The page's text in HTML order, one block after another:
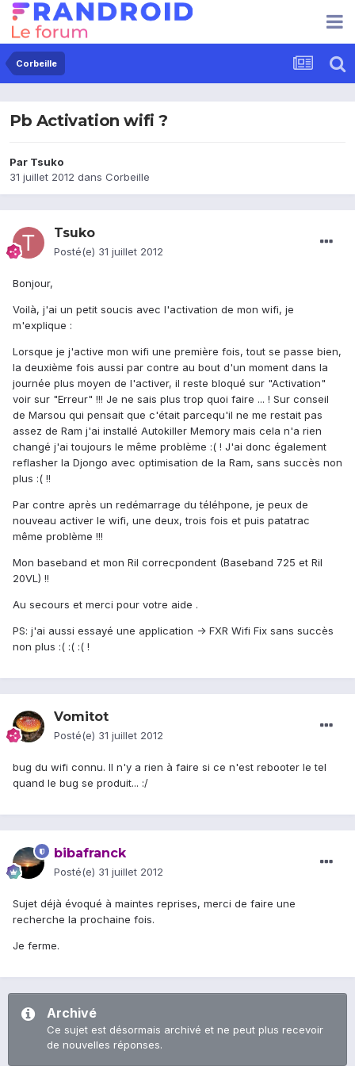
Corbeille
Pb Activation wifi ?
Par Tsuko
31 juillet 2012 dans Corbeille
Tsuko
Posté(e) 31 juillet 2012
Bonjour,
Voilà, j'ai un petit soucis avec l'activation de mon wifi, je
m'explique :
Lorsque je j'active mon wifi une première fois, tout se passe bien,
la deuxième fois aussi par contre au bout d'un moment dans la
journée plus moyen de l'activer, il reste bloqué sur "Activation"
voir sur "Erreur" !!! Je ne sais plus trop quoi faire ... ! Sur conseil
de Marsou qui pensait que c'était parcequ'il ne me restait pas
assez de Ram j'ai installé Autokiller Memory mais cela n'a rien
changé j'ai toujours le même problème :( ! J'ai donc également
reflasher la Djongo avec optimisation de la Ram, sans succès non
plus :( !!
Par contre après un redémarrage du téléhpone, je peux de
nouveau activer le wifi, une deux, trois fois et puis patatrac
même problème !!!
Mon baseband et mon Ril correcpondent (Baseband 725 et Ril
20VL) !!
Au secours et merci pour votre aide .
PS: j'ai aussi essayé une application -> FXR Wifi Fix sans succès
non plus :( :( :( !
Vomitot
Posté(e) 31 juillet 2012
bug du wifi connu. Il n'y a rien à faire si ce n'est rebooter le tel
quand le bug se produit... :/
bibafranck
Posté(e) 31 juillet 2012
Sujet déjà évoqué à maintes reprises, merci de faire une
recherche la prochaine fois.
Je ferme.
Archivé
Ce sujet est désormais archivé et ne peut plus recevoir
de nouvelles réponses.